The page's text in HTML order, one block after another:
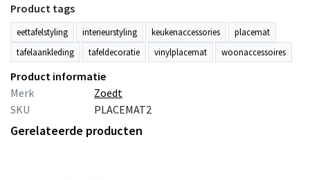
Product tags
eettafelstyling interieurstyling keukenaccessories
placemat
tafelaankleding
tafeldecoratie vinylplacemat woonaccessoires
Product informatie
Merk
Zoedt
SKU
PLACEMAT2
Gerelateerde producten